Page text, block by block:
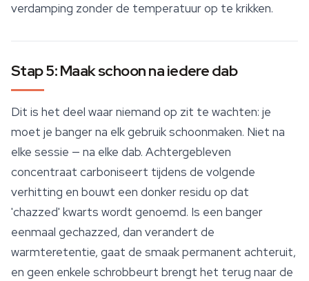
verdamping zonder de temperatuur op te krikken.
Stap 5: Maak schoon na iedere dab
Dit is het deel waar niemand op zit te wachten: je
moet je banger na elk gebruik schoonmaken. Niet na
elke sessie — na elke dab. Achtergebleven
concentraat carboniseert tijdens de volgende
verhitting en bouwt een donker residu op dat
'chazzed' kwarts wordt genoemd. Is een banger
eenmaal gechazzed, dan verandert de
warmteretentie, gaat de smaak permanent achteruit,
en geen enkele schrobbeurt brengt het terug naar de